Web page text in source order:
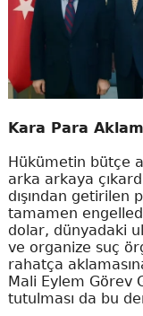
Kara Para
Hükümetin bütçe
arka arkaya
dışından getirilen
tamamen
dolar, dünyadaki
ve organize suç
rahatça
Mali Eylem Görev
tutulması da bu